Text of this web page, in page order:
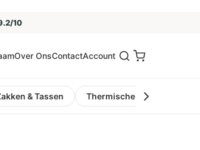
10
Over OnsContactAccount
& Tassen Thermische Kassa- en